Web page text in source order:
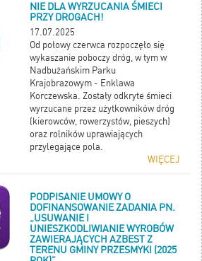
Prawdopodobieństwo wystąpienia
zjawiska(%)80%
UwagiOstrzeżenie może być
kontynuowane.
Godzina i data wydaniagodz.
10:08 dnia 18.07.2025
SMSIMGW-PIB OSTRZEGA: DESZCZ
i BURZE/1 mazowieckie/siedlecki od
01:00/19.07 do14:00/19.07.2025 50
mm; porywy 60 km/h.
NIE DLA WYRZUCANIA ŚMIECI
PRZY DROGACH!
17.07.2025
Od połowy czerwca rozpoczęło się
wykaszanie poboczy dróg, w tym w
Nadbużańskim Parku
Krajobrazowym - Enklawa
Korczewska. Zostały odkryte śmieci
wyrzucane przez użytkowników dróg
(kierowców, rowerzystów, pieszych)
oraz rolników uprawiających
przylegające pola.
WIĘCEJ
PODPISANIE UMOWY O
DOFINANSOWANIE ZADANIA PN.
„USUWANIE I
UNIESZKODLIWIANIE WYROBÓW
ZAWIERAJĄCYCH AZBEST Z
TERENU GMINY PRZESMYKI (2025